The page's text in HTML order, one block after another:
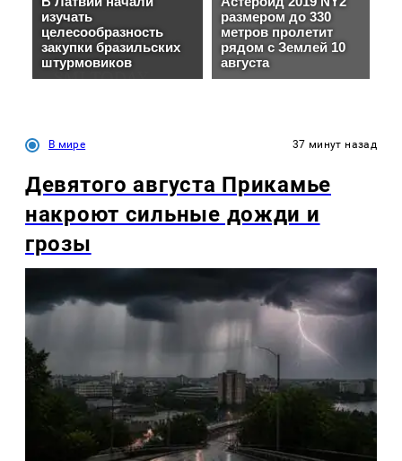
В мире 37 минут назад
Девятого августа Прикамье
накроют сильные дожди и
грозы